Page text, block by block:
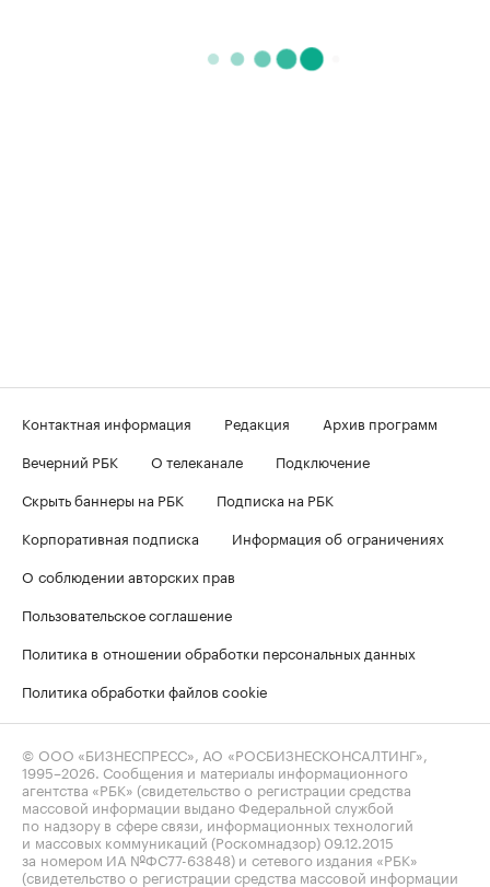
Контактная информация Редакция
Архив программ
Вечерний РБК
О телеканале
Подключение
Скрыть баннеры на РБК
Подписка на РБК
Корпоративная подписка
Информация об ограничениях
О соблюдении авторских прав
Пользовательское соглашение
Политика в отношении обработки персональных данных
Политика обработки файлов cookie
© ООО «БИЗНЕСПРЕСС», АО «РОСБИЗНЕСКОНСАЛТИНГ»,
1995–2026 . Сообщения и материалы информационного
агентства «РБК» (свидетельство о регистрации средства
массовой информации выдано Федеральной службой
по надзору в сфере связи, информационных технологий
и массовых коммуникаций (Роскомнадзор) 09.12.2015
за номером ИА №ФС77-63848) и сетевого издания «РБК»
(свидетельство о регистрации средства массовой информации